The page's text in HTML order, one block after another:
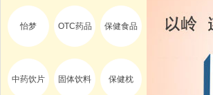
怡梦 OTC药品 保健食品
中药饮片 固体饮料 保健枕